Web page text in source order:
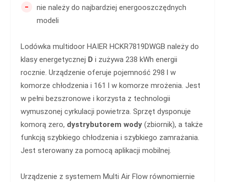
-
nie należy do najbardziej energooszczędnych
modeli
Lodówka multidoor HAIER HCKR7819DWGB należy do
klasy energetycznej D i zużywa 238 kWh energii
rocznie. Urządzenie oferuje pojemność 298 l w
komorze chłodzenia i 161 l w komorze mrożenia. Jest
w pełni bezszronowe i korzysta z technologii
wymuszonej cyrkulacji powietrza. Sprzęt dysponuje
komorą zero, dystrybutorem wody (zbiornik), a także
funkcją szybkiego chłodzenia i szybkiego zamrażania.
Jest sterowany za pomocą aplikacji mobilnej.
Urządzenie z systemem Multi Air Flow równomiernie